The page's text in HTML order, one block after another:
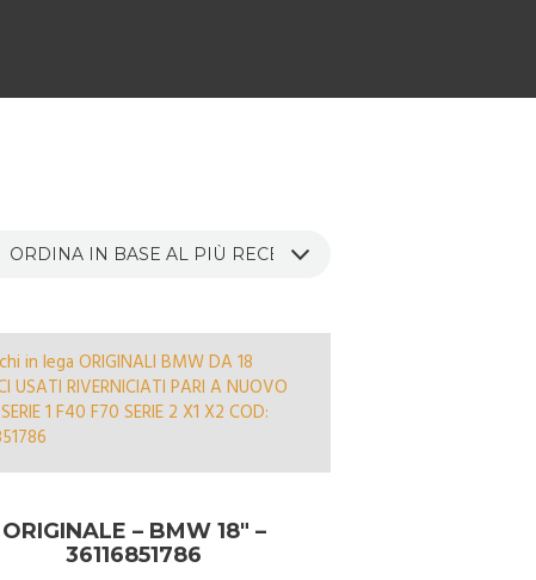
ORIGINALE – BMW 18″ –
36116851786